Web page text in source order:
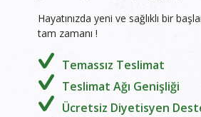
Hayatınızda yeni ve sağlıklı bir
tam zamanı !
Temassız Teslimat
Teslimat Ağı Genişliği
Ücretsiz Diyetisyen